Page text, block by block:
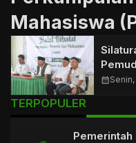
Mahasiswa
calendar_month
TERPOPULER
Pemerintah